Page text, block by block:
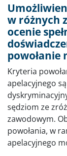
w różnych
ocenie
powołanie
Kryteria
apelacyjnego
sędziom ze
zawodowym.
powołania, w
apelacyjnego